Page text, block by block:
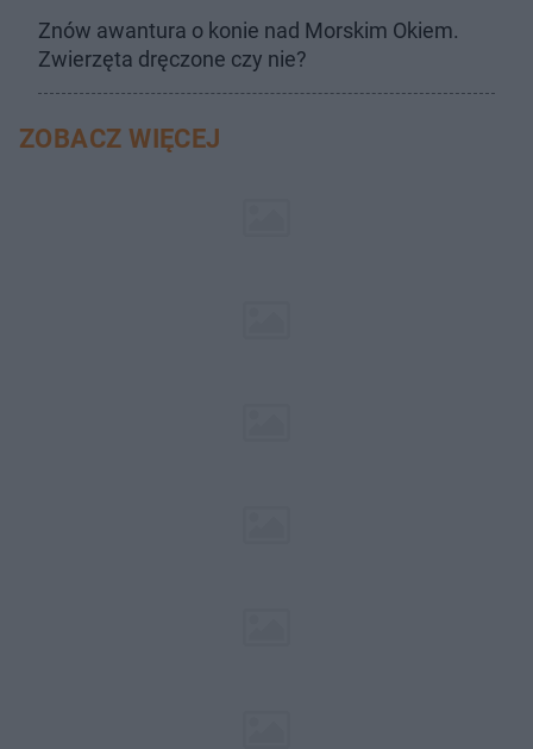
Znów awantura o konie nad Morskim Okiem.
Zwierzęta dręczone czy nie?
ZOBACZ WIĘCEJ